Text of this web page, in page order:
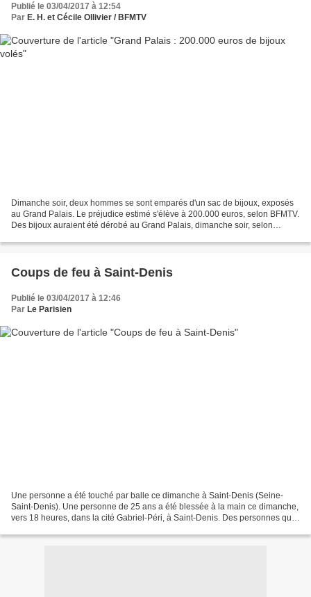
Publié le 03/04/2017 à 12:54
Par E. H. et Cécile Ollivier / BFMTV
Dimanche soir, deux hommes se sont emparés d'un sac de bijoux, exposés
au Grand Palais. Le préjudice estimé s'élève à 200.000 euros, selon BFMTV.
Des bijoux auraient été dérobé au Grand Palais, dimanche soir, selon
Coups de feu à Saint-Denis
Publié le 03/04/2017 à 12:46
Par Le Parisien
Une personne a été touché par balle ce dimanche à Saint-Denis (Seine-
Saint-Denis). Une personne de 25 ans a été blessée à la main ce dimanche,
vers 18 heures, dans la cité Gabriel-Péri, à Saint-Denis. Des personnes qui